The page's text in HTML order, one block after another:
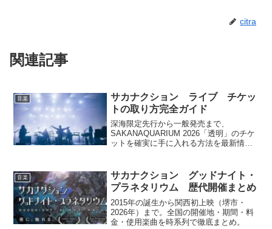
citra
関連記事
音楽
サカナクション ライブ チケッ
トの取り方完全ガイド
深海限定先行から一般発売まで、
SAKANAQUARIUM 2026「透明」のチケ
ットを確実に手に入れる方法を最新情報
音楽
サカナクション グッドナイト・
プラネタリウム 歴代開催まとめ
2015年の誕生から関西初上映（堺市・
2026年）まで。全国の開催地・期間・料
金・使用楽曲を時系列で徹底まとめ。